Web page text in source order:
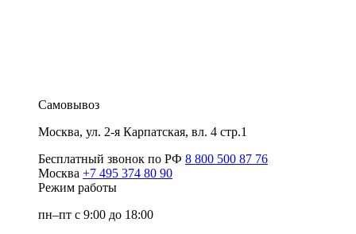
Самовывоз
Москва, ул. 2-я Карпатская, вл. 4 стр.1
Бесплатный звонок по РФ 8 800 500 87 76
Москва +7 495 374 80 90
Режим работы
пн–пт с 9:00 до 18:00